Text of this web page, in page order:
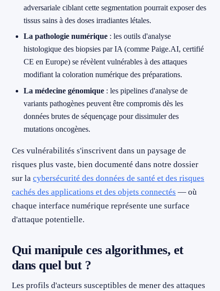
adversariale ciblant cette segmentation pourrait exposer des
tissus sains à des doses irradiantes létales.
La pathologie numérique : les outils d'analyse
histologique des biopsies par IA (comme Paige.AI, certifié
CE en Europe) se révèlent vulnérables à des attaques
modifiant la coloration numérique des préparations.
La médecine génomique : les pipelines d'analyse de
variants pathogènes peuvent être compromis dès les
données brutes de séquençage pour dissimuler des
mutations oncogènes.
Ces vulnérabilités s'inscrivent dans un paysage de
risques plus vaste, bien documenté dans notre dossier
sur la cybersécurité des données de santé et des risques
cachés des applications et des objets connectés — où
chaque interface numérique représente une surface
d'attaque potentielle.
Qui manipule ces algorithmes, et
dans quel but ?
Les profils d'acteurs susceptibles de mener des attaques